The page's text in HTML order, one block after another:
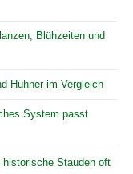
Blühzeiten und
Hühner im Vergleich
System passt
Stauden oft